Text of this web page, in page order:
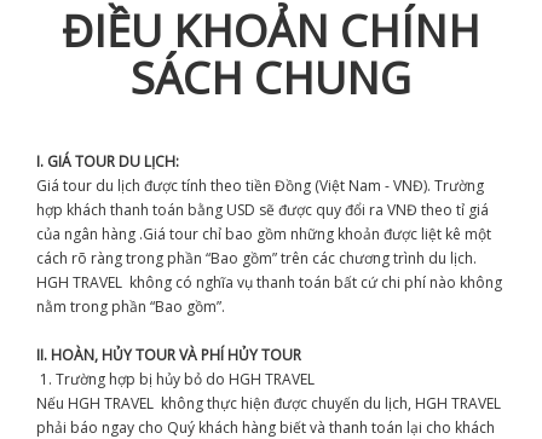
ĐIỀU KHOẢN CHÍNH
SÁCH CHUNG
I. GIÁ TOUR DU LỊCH:
Giá tour du lịch được tính theo tiền Đồng (Việt Nam - VNĐ). Trường
hợp khách thanh toán bằng USD sẽ được quy đổi ra VNĐ theo tỉ giá
của ngân hàng .Giá tour chỉ bao gồm những khoản được liệt kê một
cách rõ ràng trong phần “Bao gồm” trên các chương trình du lịch.
HGH TRAVEL không có nghĩa vụ thanh toán bất cứ chi phí nào không
nằm trong phần “Bao gồm”.
II. HOÀN, HỦY TOUR VÀ PHÍ HỦY TOUR
1. Trường hợp bị hủy bỏ do HGH TRAVEL
Nếu HGH TRAVEL không thực hiện được chuyến du lịch, HGH TRAVEL
phải báo ngay cho Quý khách hàng biết và thanh toán lại cho khách